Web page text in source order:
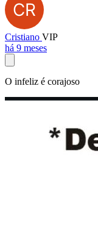
Cristiano VIP
há 9 meses
O infeliz é corajoso